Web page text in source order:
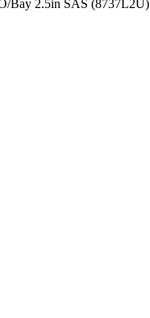
Bay 2.5in SAS (8737L2U)